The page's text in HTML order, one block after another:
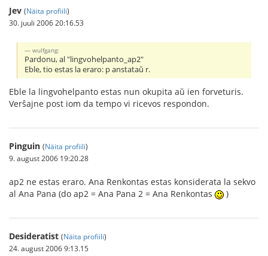
Jev (Näita profiili)
30. juuli 2006 20:16.53
wulfgang:
Pardonu, al "lingvohelpanto_ap2"
Eble, tio estas la eraro: p anstataŭ r.
Eble la lingvohelpanto estas nun okupita aŭ ien forveturis.
Verŝajne post iom da tempo vi ricevos respondon.
Pinguin (Näita profiili)
9. august 2006 19:20.28
ap2 ne estas eraro. Ana Renkontas estas konsiderata la sekvo
al Ana Pana (do ap2 = Ana Pana 2 = Ana Renkontas
)
Desideratist (Näita profiili)
24. august 2006 9:13.15